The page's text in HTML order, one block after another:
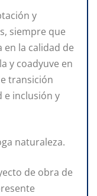
y
siempre que
la calidad de
y coadyuve en
transición
e inclusión y
naturaleza.
de obra de